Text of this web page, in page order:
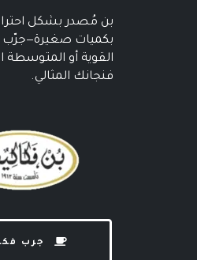
بن مُصدر بشكل
بكميات صغيرة—جرّب
القوية أو المتوسطة
فنجانك المثالي.
جرب